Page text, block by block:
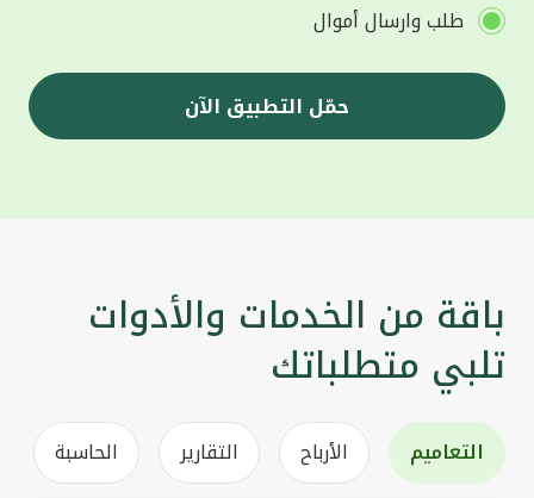
طلب وارسال أموال
حمّل التطبيق الآن
باقة من الخدمات والأدوات
تلبي متطلباتك
التعاميم الأرباح التقارير الحاسبة